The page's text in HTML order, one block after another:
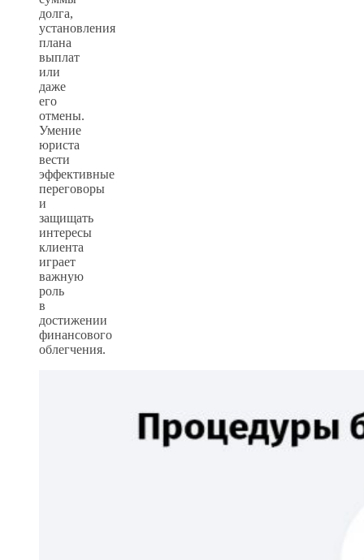
долга,
установления
плана
выплат
или
даже
его
отмены.
Умение
юриста
вести
эффективные
переговоры
и
защищать
интересы
клиента
играет
важную
роль
в
достижении
финансового
облегчения.